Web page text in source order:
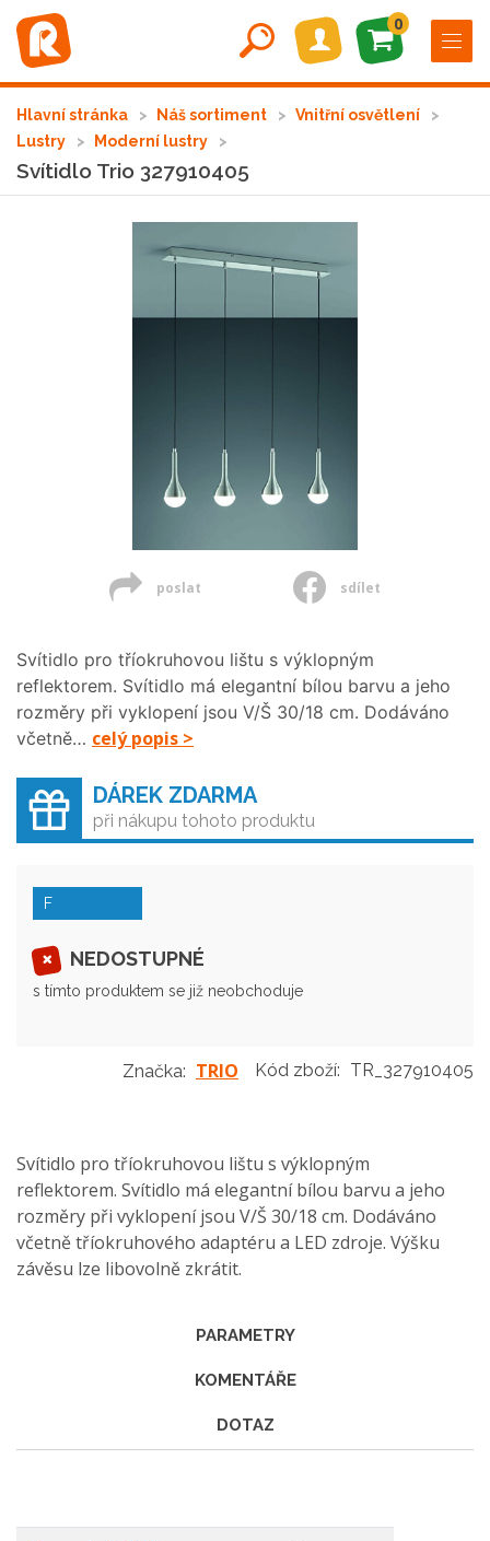
0
Hlavní stránka Náš sortiment
Vnitřní osvětlení
Lustry
Moderní lustry
Svítidlo Trio 327910405
poslat sdílet
Svítidlo pro tříokruhovou lištu s výklopným
reflektorem. Svítidlo má elegantní bílou barvu a jeho
rozměry při vyklopení jsou V/Š 30/18 cm. Dodáváno
včetně… celý popis >
DÁREK ZDARMA
při nákupu tohoto produktu
F
NEDOSTUPNÉ
s tímto produktem se již neobchoduje
Značka: TRIO Kód zboží: TR_327910405
Svítidlo pro tříokruhovou lištu s výklopným
reflektorem. Svítidlo má elegantní bílou barvu a jeho
rozměry při vyklopení jsou V/Š 30/18 cm. Dodáváno
včetně tříokruhového adaptéru a LED zdroje. Výšku
závěsu lze libovolně zkrátit.
PARAMETRY
KOMENTÁŘE
DOTAZ